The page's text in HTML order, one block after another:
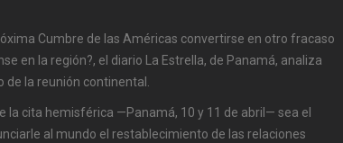
Cumbre de las Américas convertirse en otro fracaso
en la región?, el diario La Estrella, de Panamá, analiza
de la reunión continental.
la cita hemisférica —Panamá, 10 y 11 de abril— sea el
al mundo el restablecimiento de las relaciones